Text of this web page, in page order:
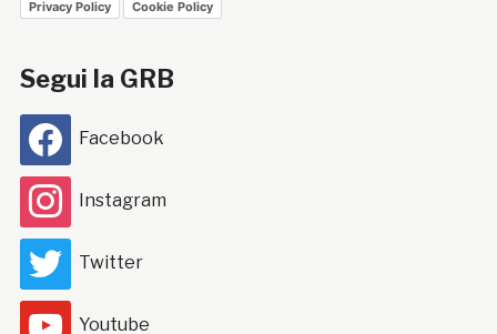
Privacy Policy Cookie Policy
Segui la GRB
Facebook
Instagram
Twitter
Youtube